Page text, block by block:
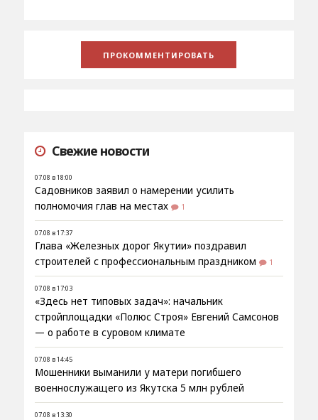
Свежие новости
07.08 в 18:00
Садовников заявил о намерении усилить
полномочия глав на местах
1
07.08 в 17:37
Глава «Железных дорог Якутии» поздравил
строителей с профессиональным праздником
1
07.08 в 17:03
«Здесь нет типовых задач»: начальник
стройплощадки «Полюс Строя» Евгений Самсонов
— о работе в суровом климате
07.08 в 14:45
Мошенники выманили у матери погибшего
военнослужащего из Якутска 5 млн рублей
07.08 в 13:30